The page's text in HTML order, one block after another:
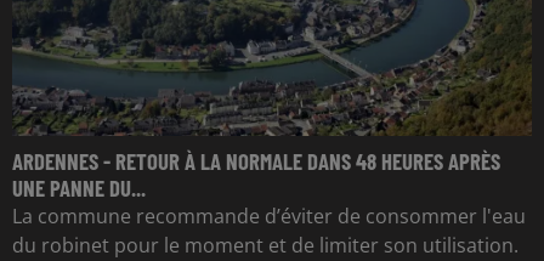
ARDENNES - RETOUR À LA NORMALE DANS 48 HEURES APRÈS
UNE PANNE DU...
La commune recommande d’éviter de consommer l'eau
du robinet pour le moment et de limiter son utilisation.